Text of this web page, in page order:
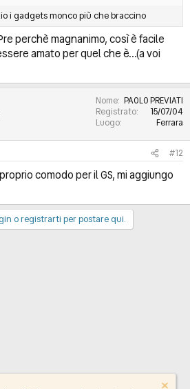
i gadgets monco più che braccino
perchè magnanimo, così è facile
amato per quel che è...(a voi
Nome PAOLO PREVIATI
Registrato
15/07/04
Luogo
Ferrara
#12
comodo per il GS, mi aggiungo
o registrarti per postare qui.